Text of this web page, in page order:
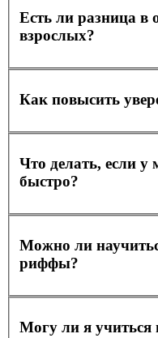
Есть ли разница в
взрослых?
Как повысить
Что делать, если у
быстро?
Можно ли
риффы?
Могу ли я учиться